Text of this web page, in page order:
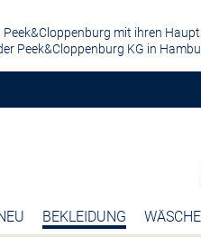
mit ihren
Peek&Cloppenburg KG in
BEKLEIDUNG WÄSCHE